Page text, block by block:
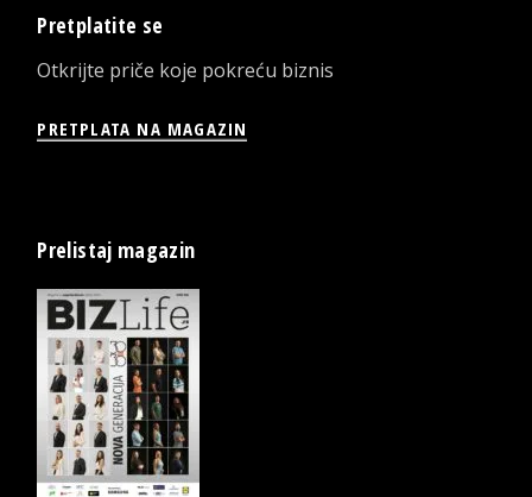
Pretplatite se
Otkrijte priče koje pokreću biznis
PRETPLATA NA MAGAZIN
Prelistaj magazin